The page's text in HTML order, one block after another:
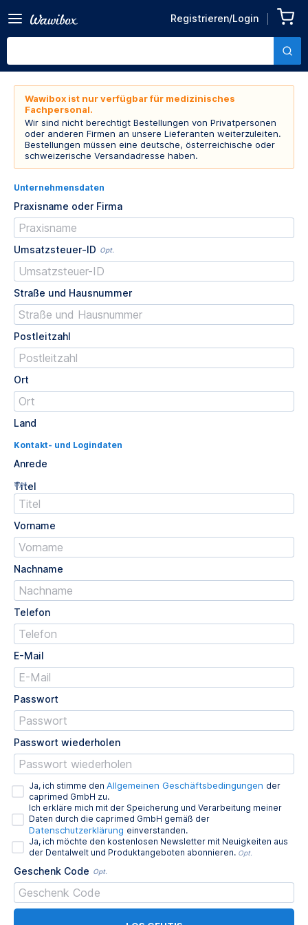
Registrieren/Login
Wawibox ist nur verfügbar für medizinisches
Fachpersonal.
Wir sind nicht berechtigt Bestellungen von Privatpersonen
oder anderen Firmen an unsere Lieferanten weiterzuleiten.
Bestellungen müssen eine deutsche, österreichische oder
schweizerische Versandadresse haben.
Unternehmensdaten
Praxisname oder Firma
Umsatzsteuer-ID Opt.
Straße und Hausnummer
Postleitzahl
Ort
Land
Kontakt- und Logindaten
Anrede
Titel
Opt.
Vorname
Nachname
Telefon
E-Mail
Passwort
Passwort wiederholen
Ja, ich stimme den Allgemeinen Geschäftsbedingungen der
caprimed GmbH zu.
Ich erkläre mich mit der Speicherung und Verarbeitung meiner
Daten durch die caprimed GmbH gemäß der
Datenschutzerklärung einverstanden.
Ja, ich möchte den kostenlosen Newsletter mit Neuigkeiten aus
der Dentalwelt und Produktangeboten abonnieren. Opt.
Geschenk Code Opt.